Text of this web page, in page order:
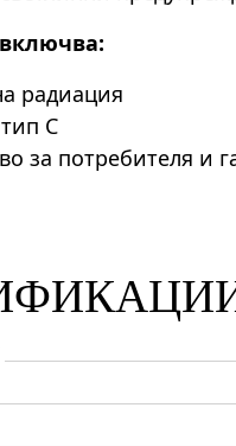
радиация
C
за потребителя и